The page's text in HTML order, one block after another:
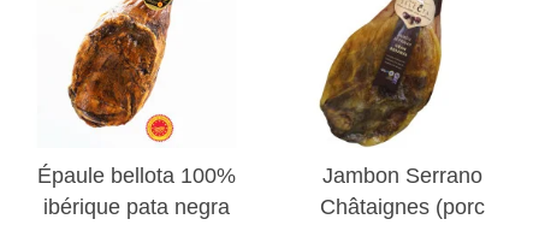
Épaule bellota 100%
ibérique pata negra
Jambon Serrano
Châtaignes (porc